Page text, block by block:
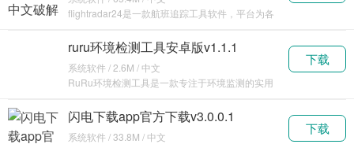
flightradar24是一款航班追踪工具软件，平台为各
ruru环境检测工具安卓版v1.1.1
系统软件 / 2.6M / 中文
RuRu环境检测工具是一款专注于环境监测的实用
帮助人
下载
闪电下载app官方下载v3.0.0.1
系统软件 / 33.8M / 中文
下载